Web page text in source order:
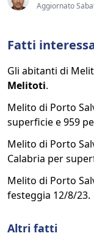
Aggiornato
Fatti
Gli abitanti di
Melitoti.
Melito di Porto
superficie e 959
Melito di Porto
Calabria per
Melito di Porto
festeggia 12/8/23.
Altri fatti